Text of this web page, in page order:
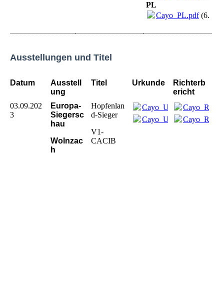
PL
Cayo_PL.pdf
Ausstellungen und Titel
Datum
Ausstell
ung
Titel Urkunde
Richterb
ericht
03.09.202
3
Europa-
Siegersc
hau
Wolnzac
h
Hopfenlan
d-Sieger
V1-
CACIB